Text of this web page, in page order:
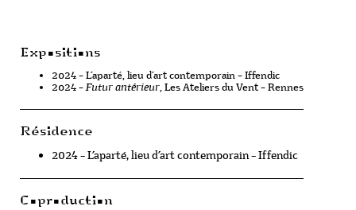
Expositions
2024 – L’aparté, lieu d’art contemporain – Iffendic
2024 –Futur antérieur , Les Ateliers du Vent – Rennes
Résidence
2024 – L’aparté, lieu d’art contemporain – Iffendic
Coproduction